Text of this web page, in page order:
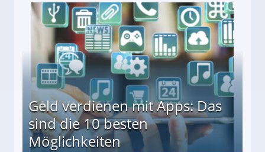
↻ Täglich neue Produkttests
Geld verdienen mit Apps: Das
sind die 10 besten
Möglichkeiten